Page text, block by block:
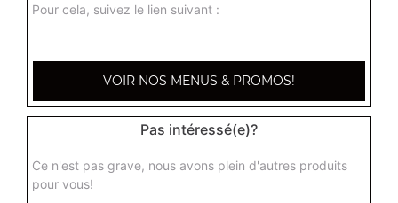
1.80 €
Pour cela, suivez le lien suivant :
VOIR NOS MENUS & PROMOS!
Pas intéressé(e)?
Ce n'est pas grave, nous avons plein d'autres produits
pour vous!